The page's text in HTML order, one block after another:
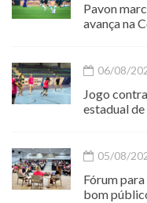
Pavon
avança na
06/08/
Jogo
estadual
05/08/
Fórum
bom